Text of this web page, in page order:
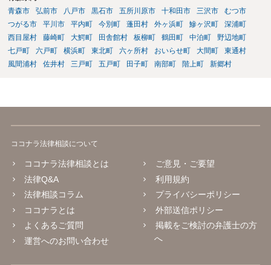
青森市
弘前市 八戸市 黒石市 五所川原市 十和田市 三沢市
むつ市
つがる市
平川市 平内町 今別町 蓬田村 外ヶ浜町 鰺ヶ沢町
深浦町
西目屋村
藤崎町 大鰐町 田舎館村 板柳町 鶴田町 中泊町
野辺地町
七戸町
六戸町 横浜町 東北町 六ヶ所村 おいらせ町 大間町
東通村
風間浦村
佐井村 三戸町 五戸町 田子町 南部町 階上町 新郷村
ココナラ法律相談について
ココナラ法律相談とは
法律Q&A
法律相談コラム
ココナラとは
よくあるご質問
運営へのお問い合わせ
ご意見・ご要望
利用規約
プライバシーポリシー
外部送信ポリシー
掲載をご検討の弁護士の方
へ